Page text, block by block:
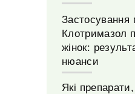
Застосування
Клотримазол
жінок:
нюанси
Які